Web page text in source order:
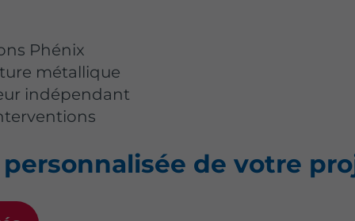
Phénix
métallique
indépendant
de votre